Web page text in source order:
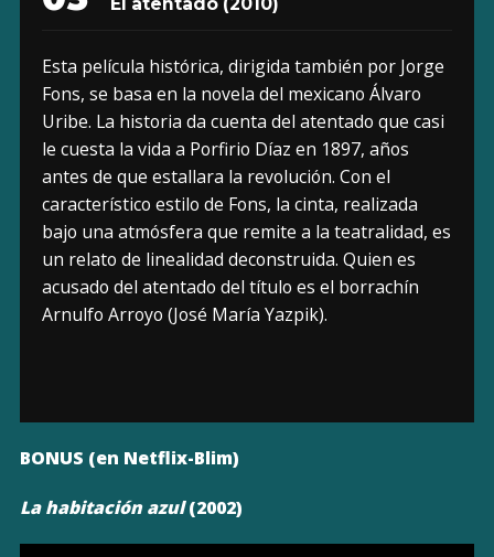
Esta película histórica, dirigida también por Jorge
Fons, se basa en la novela del mexicano Álvaro
Uribe. La historia da cuenta del atentado que casi
le cuesta la vida a Porfirio Díaz en 1897, años
antes de que estallara la revolución. Con el
característico estilo de Fons, la cinta, realizada
bajo una atmósfera que remite a la teatralidad, es
un relato de linealidad deconstruida. Quien es
acusado del atentado del título es el borrachín
Arnulfo Arroyo (José María Yazpik).
BONUS (en Netflix-Blim)
La habitación azul(2002)